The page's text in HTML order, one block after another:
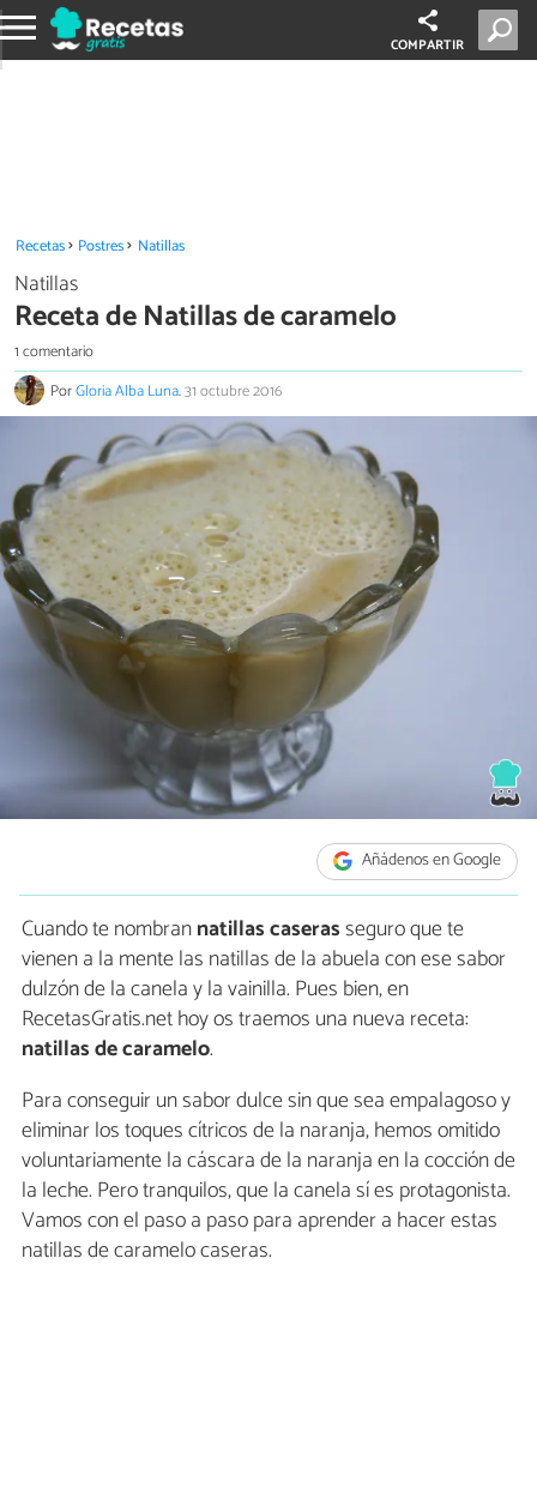
COMPARTIR
Recetas Postres Natillas
Natillas
Receta de Natillas de caramelo
1 comentario
PorGloria Alba Luna.31 octubre 2016
Añádenos en Google
Cuando te nombrannatillas caserasseguro que te
vienen a la mente las natillas de la abuela con ese sabor
dulzón de la canela y la vainilla. Pues bien, en
RecetasGratis.net hoy os traemos una nueva receta:
natillas de caramelo.
Para conseguir un sabor dulce sin que sea empalagoso y
eliminar los toques cítricos de la naranja, hemos omitido
voluntariamente la cáscara de la naranja en la cocción de
la leche. Pero tranquilos, que la canela sí es protagonista.
Vamos con el paso a paso para aprender a hacer estas
natillas de caramelo caseras.